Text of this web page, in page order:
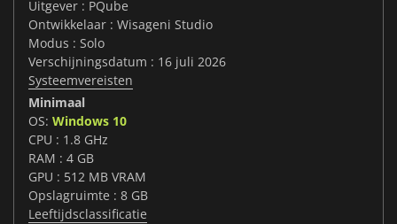
Uitgever : PQube
Ontwikkelaar : Wisageni Studio
Modus : Solo
Verschijningsdatum : 16 juli 2026
Systeemvereisten
Minimaal
OS: Windows 10
CPU : 1.8 GHz
RAM : 4 GB
GPU : 512 MB VRAM
Opslagruimte : 8 GB
Leeftijdsclassificatie